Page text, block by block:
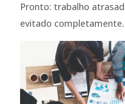
Pronto: trabalho
evitado completamente.